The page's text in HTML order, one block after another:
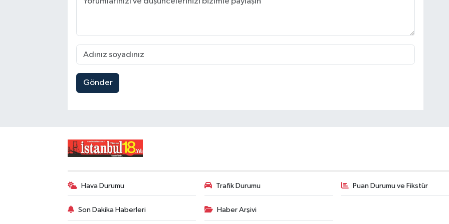
Gönder
Hava Durumu Trafik Durumu Puan Durumu ve Fikstür
Son Dakika Haberleri Haber Arşivi